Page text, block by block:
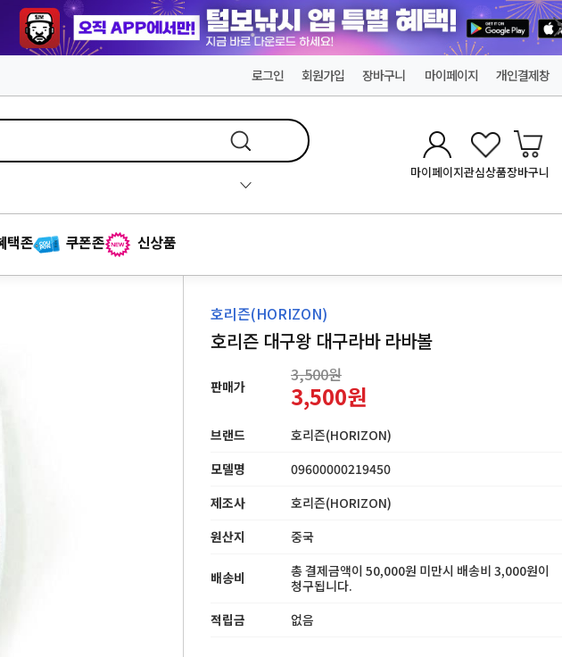
로그인 회원가입 장바구니 마이페이지 개인결제창
마이페이지관심상품장바구니
택존 쿠폰존 신상품
호리즌(HORIZON)
호리즌 대구왕 대구라바 라바볼
판매가
3,500원
3,500원
브랜드
호리즌(HORIZON)
모델명
09600000219450
제조사
호리즌(HORIZON)
원산지
중국
배송비
총 결제금액이 50,000원 미만시 배송비 3,000원이
청구됩니다.
적립금
없음